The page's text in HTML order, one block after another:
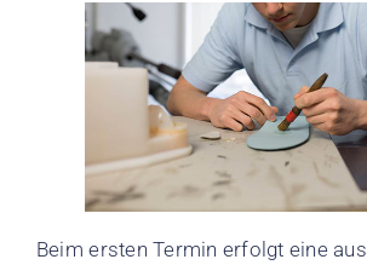
Beim ersten Termin erfolgt eine